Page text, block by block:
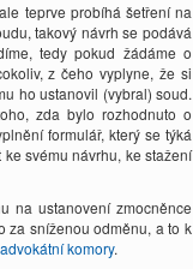
teprve probíhá šetření na
takový návrh se podává
tedy pokud žádáme o
z čeho vyplyne, že si
ho ustanovil (vybral) soud.
zda bylo rozhodnuto o
formulář, který se týká
svému návrhu, ke stažení
na ustanovení zmocněnce
za sníženou odměnu, a to k
komory.